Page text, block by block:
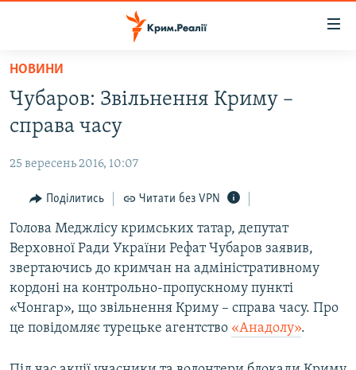
Перейти
основного
матеріалу
Перейти
до
навігації
Перейти
до
пошуку
НОВИНИ
ВОДА.КРИМ
ВІДЕО ТА ФОТО
ПОЛІТИКА
БЛОГИ
ПОГЛЯД
ІНТЕРВ'Ю
ВСЕ ЗА ДЕНЬ
СПЕЦПРОЕКТИ
НОВИНИ
Чубаров: Звільнення Криму –
справа часу
25 вересень 2016, 10:07
Поділитись Читати без VPN
Голова Меджлісу кримських татар, депутат
Верховної Ради України Рефат Чубаров заявив,
звертаючись до кримчан на адміністративному
кордоні на контрольно-пропускному пункті
«Чонгар», що звільнення Криму – справа часу. Про
це повідомляє турецьке агентство «Анадолу».